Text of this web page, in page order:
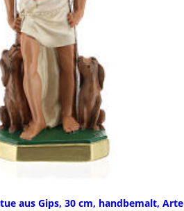
aus Gips, 30 cm, handbemalt, Arte